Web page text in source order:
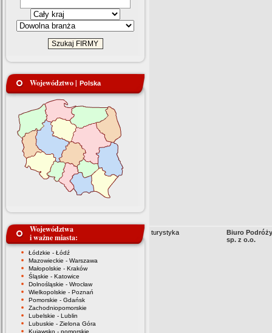
Województwo | Polska
Województwa
i ważne miasta:
Łódzkie - Łódź
Mazowieckie - Warszawa
Małopolskie - Kraków
Śląskie - Katowice
Dolnośląskie - Wrocław
Wielkopolskie - Poznań
Pomorskie - Gdańsk
Zachodniopomorskie
Lubelskie - Lublin
Lubuskie - Zielona Góra
Kujawsko - pomorskie
turystyka
Biuro
sp. z o.o.